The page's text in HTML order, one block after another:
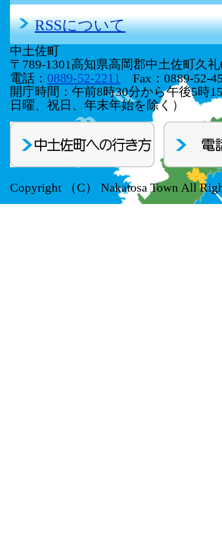
RSSについて
中土佐町
〒789-1301高知県高岡郡中土佐町久礼
電話： 0889-52-2211 Fax：0889-52-
開庁時間：午前8時30分から午後5時
日曜、祝日、年末年始を除く）
Copyright （C） Nakatosa Town All